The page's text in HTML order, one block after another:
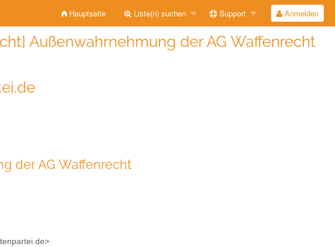
Hauptseite Liste(n) suchen Support Anmelden
Außenwahrnehmung der AG Waffenrecht
der AG Waffenrecht